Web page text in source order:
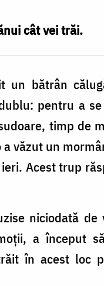
cât vei trăi.
un bătrân
pentru a
timp de
văzut un
Acest trup
niciodată de
a început
în acest loc